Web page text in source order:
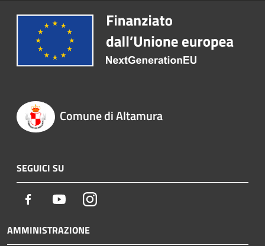
Comune di Altamura
SEGUICI SU
Facebook YoutubeInstagram
AMMINISTRAZIONE